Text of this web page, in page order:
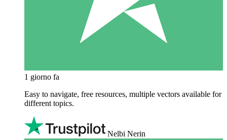
1 giorno fa
Easy to navigate, free resources, multiple vectors available for
different topics.
Nelbi Nerin